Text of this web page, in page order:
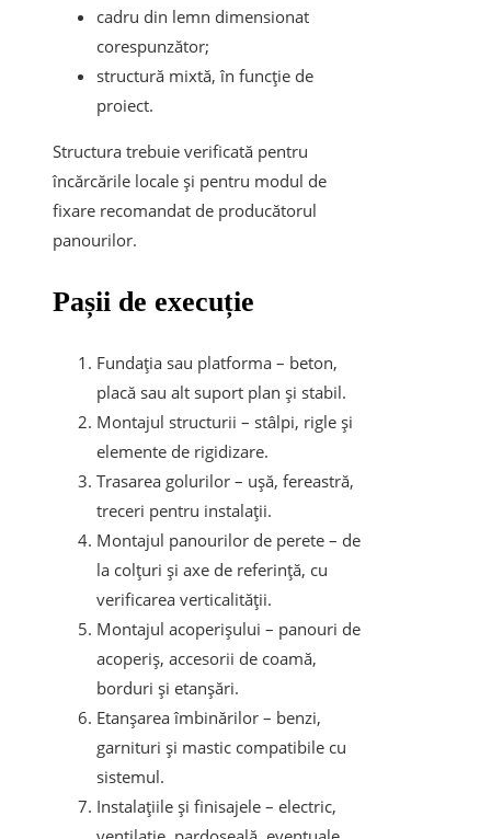
cadru din lemn dimensionat
corespunzător;
structură mixtă, în funcție de
proiect.
Structura trebuie verificată pentru
încărcările locale și pentru modul de
fixare recomandat de producătorul
panourilor.
Pașii de execuție
Fundația sau platforma – beton,
placă sau alt suport plan și stabil.
Montajul structurii – stâlpi, rigle și
elemente de rigidizare.
Trasarea golurilor – ușă, fereastră,
treceri pentru instalații.
Montajul panourilor de perete – de
la colțuri și axe de referință, cu
verificarea verticalității.
Montajul acoperișului – panouri de
acoperiș, accesorii de coamă,
borduri și etanșări.
Etanșarea îmbinărilor – benzi,
garnituri și mastic compatibile cu
sistemul.
Instalațiile și finisajele – electric,